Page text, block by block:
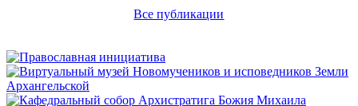
Все публикации